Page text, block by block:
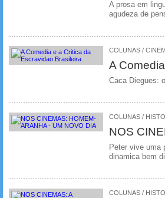
A prosa em
agudeza de
COLUNAS /
A
Caca Diegues:
COLUNAS /
NOS
Peter vive uma
dinamica bem
COLUNAS /